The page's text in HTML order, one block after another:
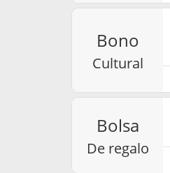
bono
cultural
bolsa
de regalo